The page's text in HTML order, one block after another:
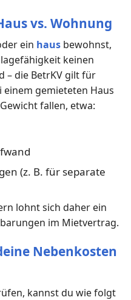
vs. Wohnung
ein haus bewohnst,
keinen
– die BetrKV gilt für
gemieteten Haus
fallen, etwa:
(z. B. für separate
lohnt sich daher ein
im Mietvertrag.
Nebenkosten
kannst du wie folgt